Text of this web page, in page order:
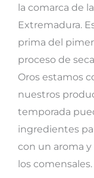
la comarca de
Extremadura.
prima del
proceso de
Oros estamos
nuestros
temporada
ingredientes
con un aroma
los comensales.